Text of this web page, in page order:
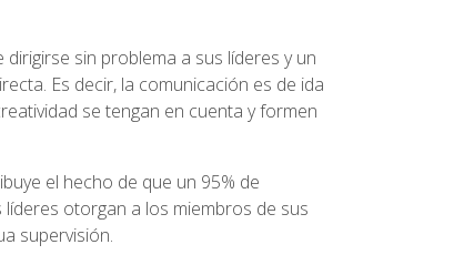
sin problema a sus líderes y un
Es decir, la comunicación es de ida
se tengan en cuenta y formen
el hecho de que un 95% de
otorgan a los miembros de sus
supervisión.